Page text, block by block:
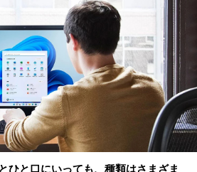
ひと口にいっても、種類はさまざま